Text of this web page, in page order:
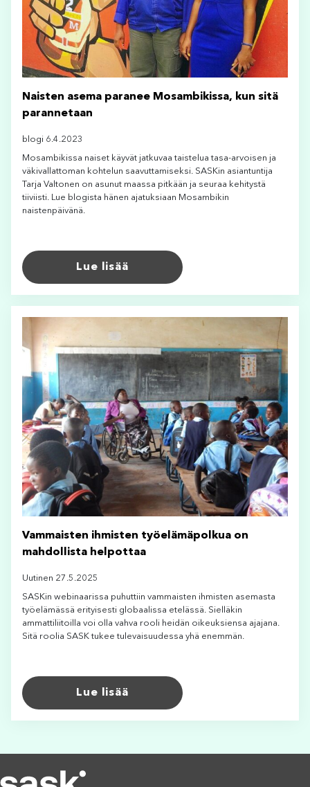
Naisten asema paranee Mosambikissa, kun sitä
parannetaan
blogi 6.4.2023
Mosambikissa naiset käyvät jatkuvaa taistelua tasa-arvoisen ja
väkivallattoman kohtelun saavuttamiseksi. SASKin asiantuntija
Tarja Valtonen on asunut maassa pitkään ja seuraa kehitystä
tiiviisti. Lue blogista hänen ajatuksiaan Mosambikin
naistenpäivänä.
Lue lisää
Vammaisten ihmisten työelämäpolkua on
mahdollista helpottaa
Uutinen 27.5.2025
SASKin webinaarissa puhuttiin vammaisten ihmisten asemasta
työelämässä erityisesti globaalissa etelässä. Sielläkin
ammattiliitoilla voi olla vahva rooli heidän oikeuksiensa ajajana.
Sitä roolia SASK tukee tulevaisuudessa yhä enemmän.
Lue lisää